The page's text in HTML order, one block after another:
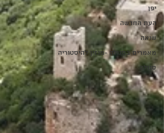
יפן
העת החדשה
שואה
מאמרים בסגולה -מגזין להיסטוריה
סגולה